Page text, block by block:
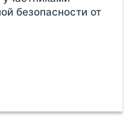
безопасности от